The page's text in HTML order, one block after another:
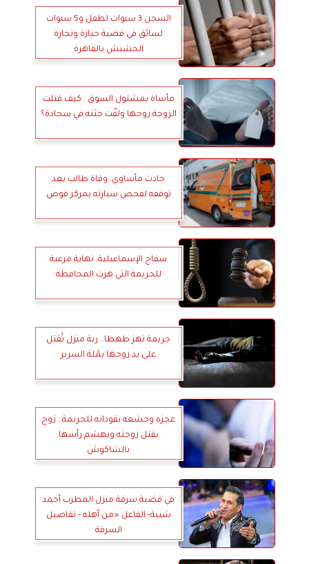
السجن 3 سنوات لطفل و5 سنوات
لسائق في قضية حيازة وتجارة
الحشيش بالقاهرة
مأساة بمشتول السوق.. كيف قتلت
الزوجة زوجها ولفّت جثته في سجادة؟
حادث مأساوي: وفاة طالب بعد
توقفه لفحص سيارته بمركز قوص
سفاح الإسماعيلية: نهاية مرعبة
للجريمة التي هزت المحافظة
جريمة تهز طهطا.. ربة منزل تُقتل
على يد زوجها بمُلة السرير
عجزه وجشعه يقودانه للجريمة.. زوج
يقتل زوجته ويهشم رأسها
بالشاكوش
في قضية سرقة منزل المطرب أحمد
شيبة- الفاعل «من أهله - تفاصيل
السرقة